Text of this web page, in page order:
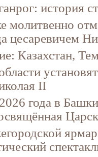
история
молитвенно
цесаревичем
Казахстан,
II
года в